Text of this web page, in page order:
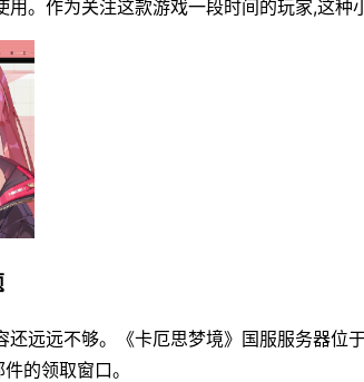
。作为关注这款游戏一段时间的玩家,这种
远远不够。《卡厄思梦境》国服服务器位
的领取窗口。